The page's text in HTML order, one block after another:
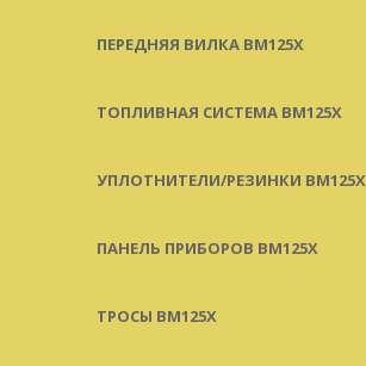
ПЕРЕДНЯЯ ВИЛКА BM125X
ТОПЛИВНАЯ СИСТЕМА BM125X
УПЛОТНИТЕЛИ/РЕЗИНКИ BM125X
ПАНЕЛЬ ПРИБОРОВ BM125X
ТРОСЫ BM125X